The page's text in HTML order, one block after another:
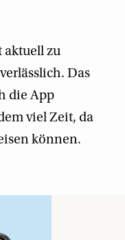
aktuell zu
Das
die App
viel Zeit, da
können.